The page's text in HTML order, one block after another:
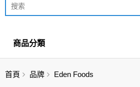
商品分類
首頁 品牌 Eden Foods